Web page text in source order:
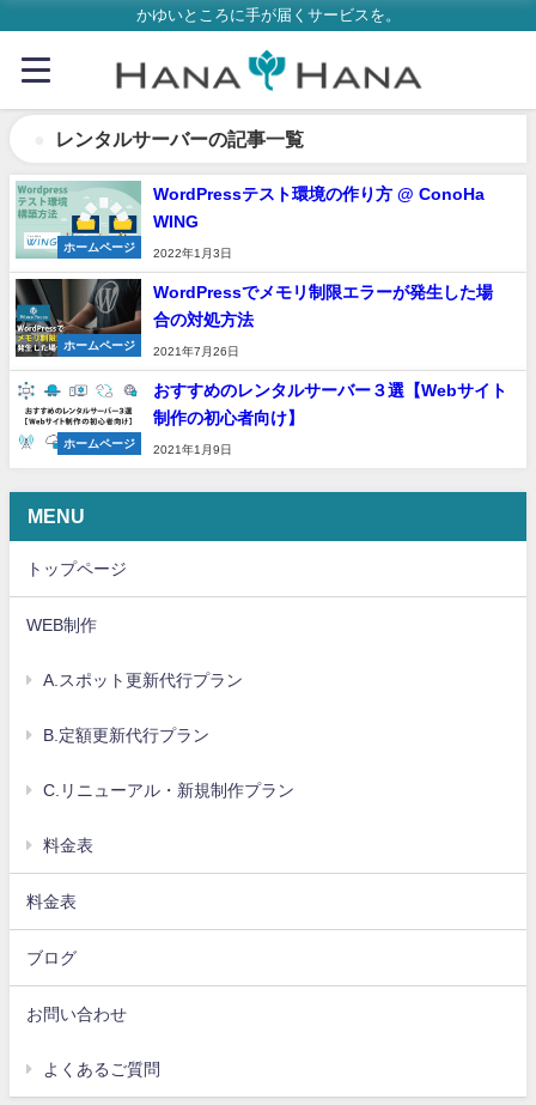
かゆいところに手が届くサービスを。
レンタルサーバーの記事一覧
ホームページ
WordPressテスト環境の作り方 @ ConoHa
WING
2022年1月3日
ホームページ
WordPressでメモリ制限エラーが発生した場
合の対処方法
2021年7月26日
ホームページ
おすすめのレンタルサーバー３選【Webサイト
制作の初心者向け】
2021年1月9日
MENU
トップページ
WEB制作
A.スポット更新代行プラン
B.定額更新代行プラン
C.リニューアル・新規制作プラン
料金表
料金表
ブログ
お問い合わせ
よくあるご質問